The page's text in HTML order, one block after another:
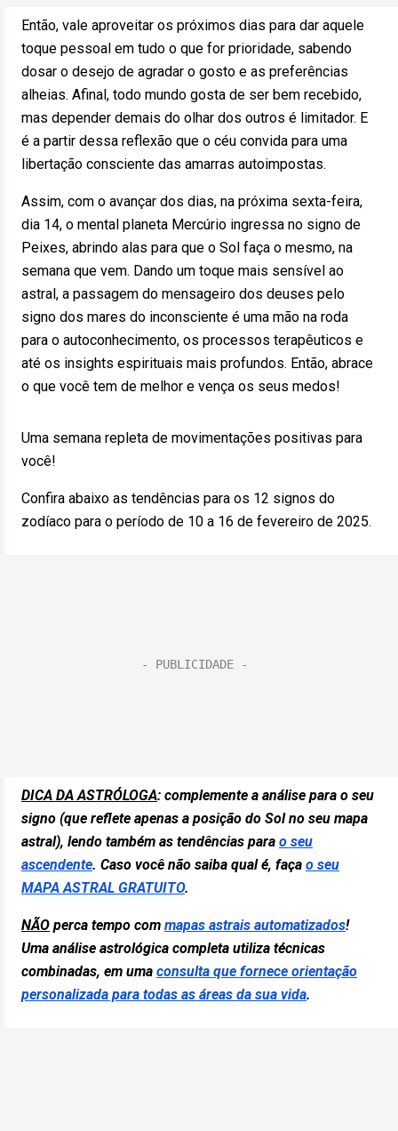
Então, vale aproveitar os próximos dias para dar aquele
toque pessoal em tudo o que for prioridade, sabendo
dosar o desejo de agradar o gosto e as preferências
alheias. Afinal, todo mundo gosta de ser bem recebido,
mas depender demais do olhar dos outros é limitador. E
é a partir dessa reflexão que o céu convida para uma
libertação consciente das amarras autoimpostas.
Assim, com o avançar dos dias, na próxima sexta-feira,
dia 14, o mental planeta Mercúrio ingressa no signo de
Peixes, abrindo alas para que o Sol faça o mesmo, na
semana que vem. Dando um toque mais sensível ao
astral, a passagem do mensageiro dos deuses pelo
signo dos mares do inconsciente é uma mão na roda
para o autoconhecimento, os processos terapêuticos e
até os insights espirituais mais profundos. Então, abrace
o que você tem de melhor e vença os seus medos!
Uma semana repleta de movimentações positivas para
você!
Confira abaixo as tendências para os 12 signos do
zodíaco para o período de 10 a 16 de fevereiro de 2025.
DICA DA ASTRÓLOGA: complemente a análise para o seu
signo (que reflete apenas a posição do Sol no seu mapa
astral), lendo também as tendências para o seu
ascendente. Caso você não saiba qual é, faça o seu
MAPA ASTRAL GRATUITO.
NÃO perca tempo com mapas astrais automatizados!
Uma análise astrológica completa utiliza técnicas
combinadas, em uma consulta que fornece orientação
personalizada para todas as áreas da sua vida.